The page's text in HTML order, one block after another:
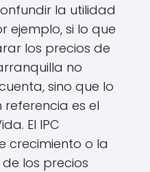
la utilidad
ejemplo, si lo que
los precios de
no
sino que lo
es el
El IPC
crecimiento o la
los precios